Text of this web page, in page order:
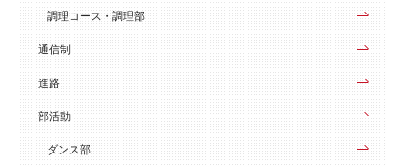
調理コース・調理部
通信制
進路
部活動
ダンス部